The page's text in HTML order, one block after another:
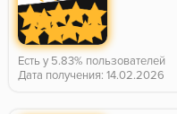
Есть у 5.83% пользователей
Дата получения: 14.02.2026